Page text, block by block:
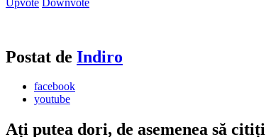
Postat de Indiro
facebook
youtube
Ați putea dori, de asemenea să citiți